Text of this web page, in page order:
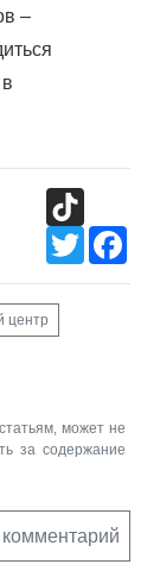
–
Twitter
центр
может не
за содержание